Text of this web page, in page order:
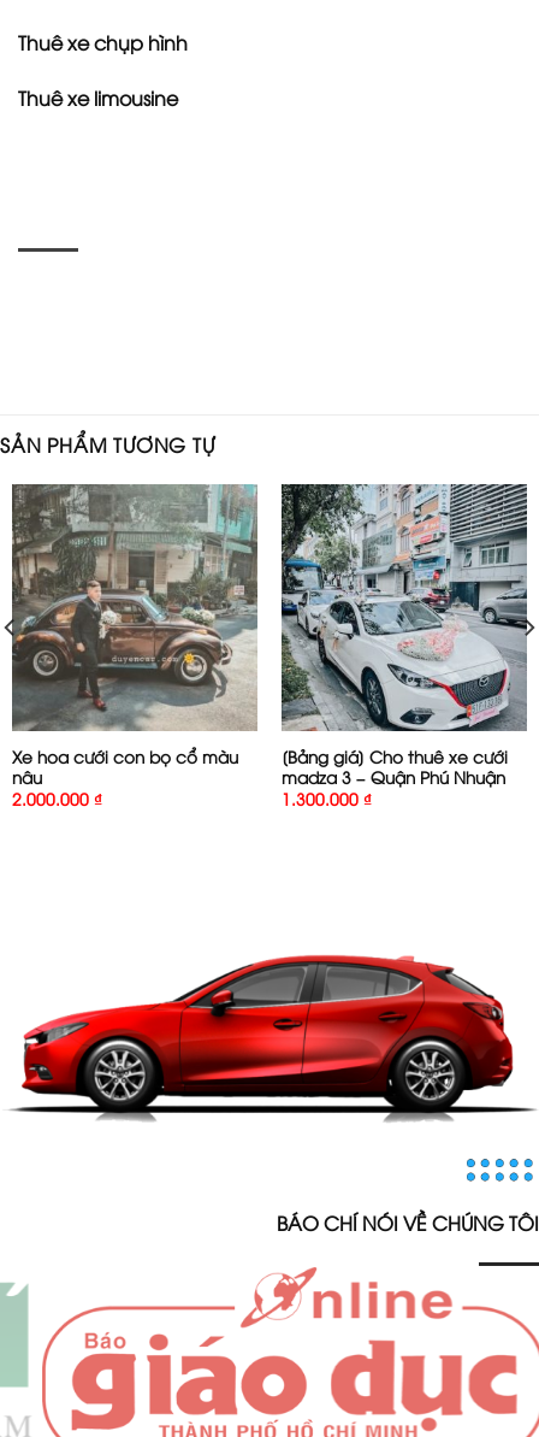
Thuê xe chụp hình
Thuê xe limousine
SẢN PHẨM TƯƠNG TỰ
Xe hoa cưới con bọ cổ màu
nâu
2.000.000 ₫
[Bảng giá] Cho thuê xe cưới
madza 3 – Quận Phú Nhuận
1.300.000 ₫
BÁO CHÍ NÓI VỀ CHÚNG TÔI